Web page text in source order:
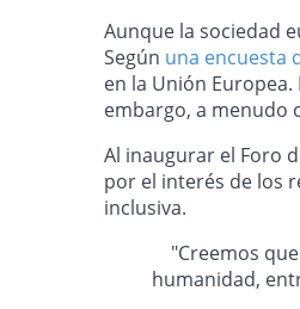
Aunque la sociedad
Según una encuesta
en la Unión
embargo, a menudo
Al inaugurar el Foro
por el interés de los
inclusiva.
"Creemos
humanidad,